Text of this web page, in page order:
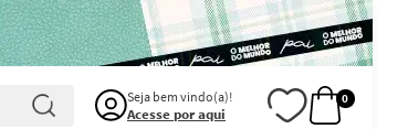
Seja bem vindo(a)!
Acesse por aqui
0